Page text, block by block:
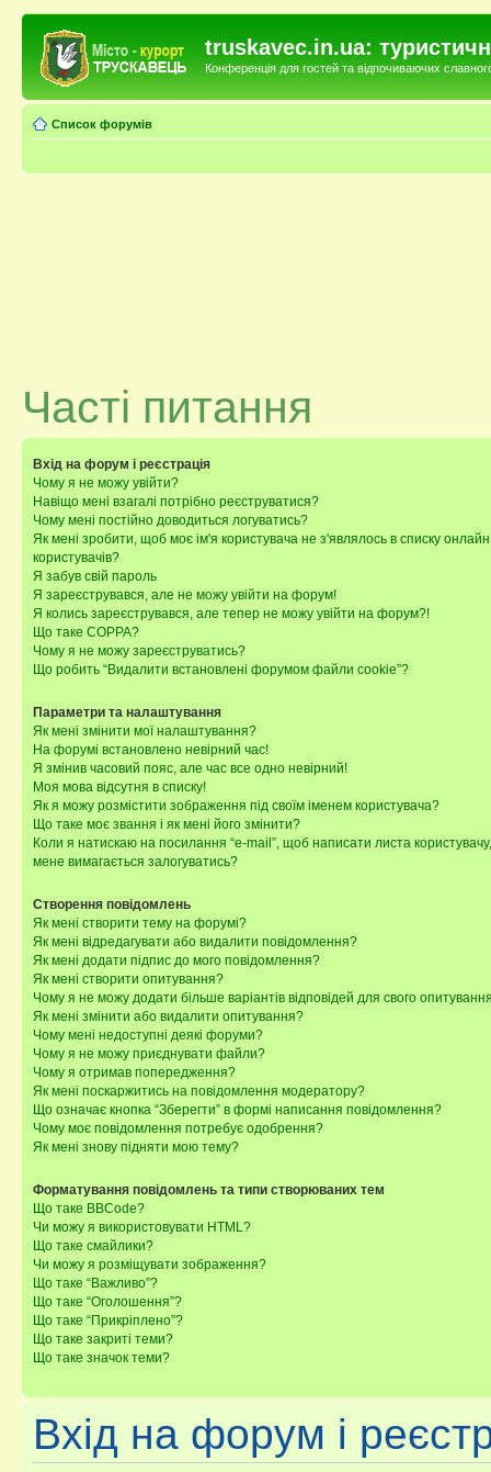
truskavec.in.ua:
Конференція для гостей та відпочиваючих
Список форумів
Часті питання
Вхід на форум і реєстрація
Чому я не можу увійти?
Навіщо мені взагалі потрібно реєструватися?
Чому мені постійно доводиться логуватись?
Як мені зробити, щоб моє ім'я користувача не з'являлось в списку онлайн
користувачів?
Я забув свій пароль
Я зареєструвався, але не можу увійти на форум!
Я колись зареєструвався, але тепер не можу увійти на форум?!
Що таке COPPA?
Чому я не можу зареєструватись?
Що робить “Видалити встановлені форумом файли cookie”?
Параметри та налаштування
Як мені змінити мої налаштування?
На форумі встановлено невірний час!
Я змінив часовий пояс, але час все одно невірний!
Моя мова відсутня в списку!
Як я можу розмістити зображення під своїм іменем користувача?
Що таке моє звання і як мені його змінити?
Коли я натискаю на посилання “e-mail”, щоб написати листа користувачу,
мене вимагається залогуватись?
Створення повідомлень
Як мені створити тему на форумі?
Як мені відредагувати або видалити повідомлення?
Як мені додати підпис до мого повідомлення?
Як мені створити опитування?
Чому я не можу додати більше варіантів відповідей для свого
Як мені змінити або видалити опитування?
Чому мені недоступні деякі форуми?
Чому я не можу приєднувати файли?
Чому я отримав попередження?
Як мені поскаржитись на повідомлення модератору?
Що означає кнопка “Зберегти” в формі написання повідомлення?
Чому моє повідомлення потребує одобрення?
Як мені знову підняти мою тему?
Форматування повідомлень та типи створюваних тем
Що таке BBCode?
Чи можу я використовувати HTML?
Що таке смайлики?
Чи можу я розміщувати зображення?
Що таке “Важливо”?
Що таке “Оголошення”?
Що таке “Прикріплено”?
Що таке закриті теми?
Що таке значок теми?
Вхід на форум і